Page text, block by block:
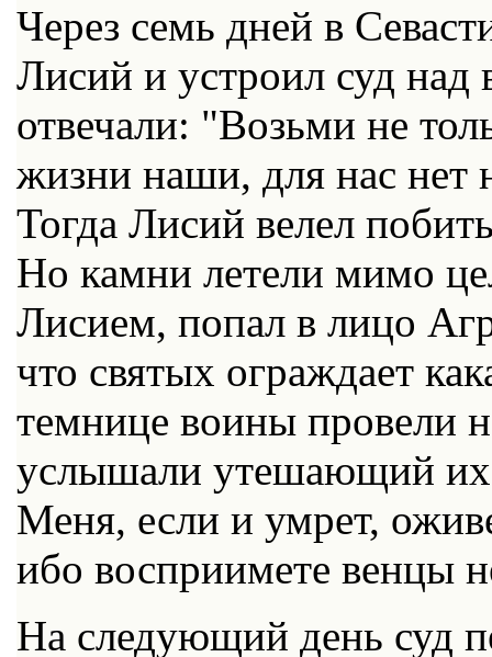
Через семь дней в
Лисий и устроил суд над
отвечали: "Возьми не
жизни наши, для нас нет
Тогда Лисий велел
Но камни летели мимо
Лисием, попал в лицо
что святых ограждает
темнице воины провели
услышали утешающий
Меня, если и умрет,
ибо восприимете венцы
На следующий день суд